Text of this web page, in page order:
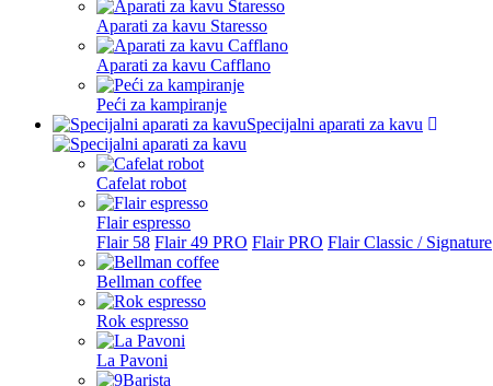
Aparati za kavu Staresso
Aparati za kavu Cafflano
Peći za kampiranje
Specijalni aparati za kavu
Cafelat robot
Flair espresso
Flair 58 Flair 49 PRO Flair PRO Flair Classic / Signature
Bellman coffee
Rok espresso
La Pavoni